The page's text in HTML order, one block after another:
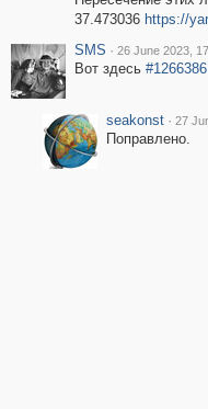
37.473036 https://
SMS · 26 June 2023,
Вот здесь #1266386
seakonst · 27
Поправлено.